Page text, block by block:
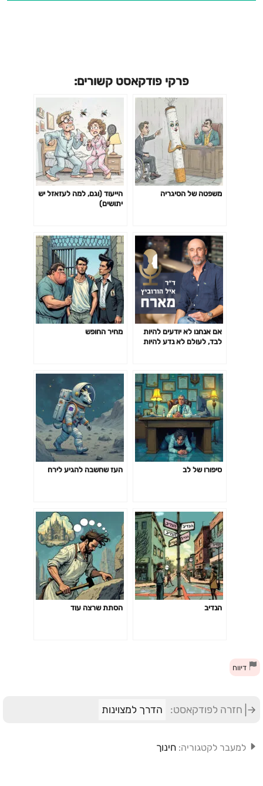
פרקי פודקאסט קשורים:
משפטה של הסיגריה
הייעוד (וגם, למה לעזאזל יש
יתושים)
אם אנחנו לא יודעים להיות
לבד, לעולם לא נדע להיות
מחיר החופש
סיפורו של לב העז שחשבה להגיע לירח
הנדיב הסתת שרצה עוד
דיווח
חזרה לפודקאסט: הדרך למצוינות
למעבר לקטגוריה: חינוך